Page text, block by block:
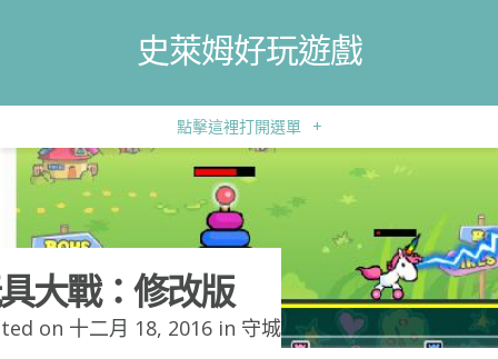
史萊姆好玩遊戲
點擊這裡打開選單 +
大戰：修改版
on 十二月 18, 2016 in 守城